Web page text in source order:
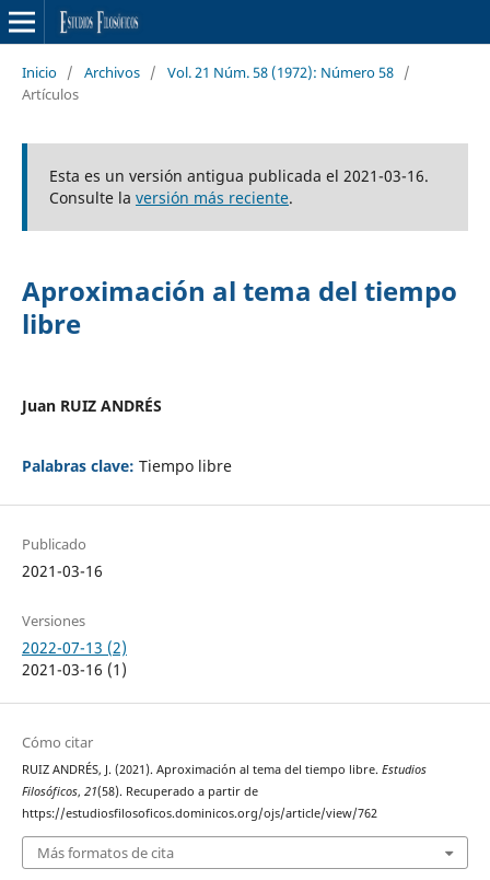
Inicio / Archivos / Vol. 21 Núm. 58 (1972): Número 58 /
Artículos
Esta es un versión antigua publicada el 2021-03-16.
Consulte la versión más reciente.
Aproximación al tema del tiempo
libre
Juan RUIZ ANDRÉS
Palabras clave: Tiempo libre
Publicado
2021-03-16
Versiones
2022-07-13 (2)
2021-03-16 (1)
Cómo citar
RUIZ ANDRÉS, J. (2021). Aproximación al tema del tiempo libre. Estudios
Filosóficos, 21(58). Recuperado a partir de
https://estudiosfilosoficos.dominicos.org/ojs/article/view/762
Más formatos de cita